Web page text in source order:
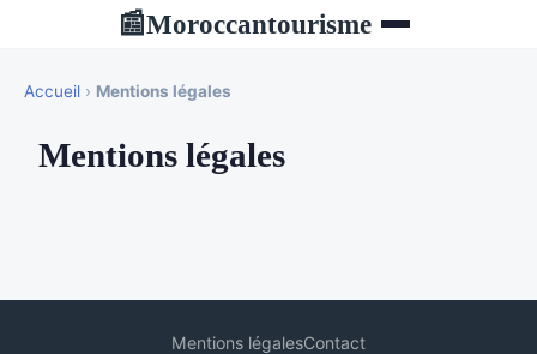
📰Moroccantourisme
Accueil › Mentions légales
Mentions légales
Mentions légalesContact